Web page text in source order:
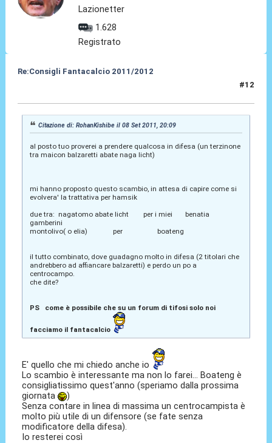
Lazionetter
1.628
Registrato
Re:Consigli Fantacalcio 2011/2012
#12
Citazione di: RohanKishibe il 08 Set 2011, 20:09
al posto tuo proverei a prendere qualcosa in difesa (un terzinone
tra maicon balzaretti abate naga licht)
mi hanno proposto questo scambio, in attesa di capire come si
evolvera' la trattativa per hamsik
due tra: nagatomo abate licht per i miei benatia
gamberini
montolivo( o elia) per boateng
il tutto combinato, dove guadagno molto in difesa (2 titolari che
andrebbero ad affiancare balzaretti) e perdo un po a
centrocampo.
che dite?
PS come è possibile che su un forum di tifosi solo noi
facciamo il fantacalcio
E' quello che mi chiedo anche io
Lo scambio è interessante ma non lo farei... Boateng è
consigliatissimo quest'anno (speriamo dalla prossima
giornata
)
Senza contare in linea di massima un centrocampista è
molto più utile di un difensore (se fate senza
modificatore della difesa).
Io resterei così